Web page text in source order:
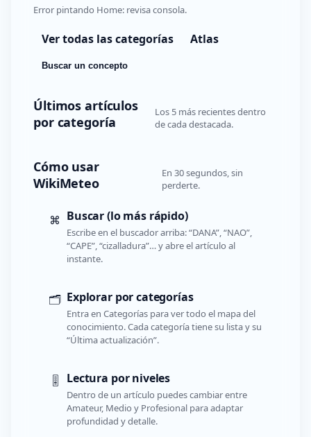
Error pintando Home: revisa consola.
Ver todas las categorías Atlas
Buscar un concepto
Últimos artículos
por categoría
Los 5 más recientes dentro
de cada destacada.
Cómo usar
WikiMeteo
En 30 segundos, sin
perderte.
⌘ Buscar (lo más rápido)
Escribe en el buscador arriba: “DANA”, “NAO”,
“CAPE”, “cizalladura”… y abre el artículo al
instante.
🗂️ Explorar por categorías
Entra en Categorías para ver todo el mapa del
conocimiento. Cada categoría tiene su lista y su
“Última actualización”.
🎚️ Lectura por niveles
Dentro de un artículo puedes cambiar entre
Amateur, Medio y Profesional para adaptar
profundidad y detalle.